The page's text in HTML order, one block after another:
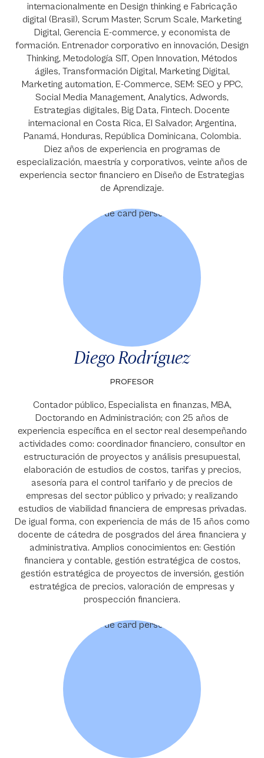
internacionalmente en Design thinking e Fabricação
digital (Brasil), Scrum Master, Scrum Scale, Marketing
Digital, Gerencia E-commerce, y economista de
formación. Entrenador corporativo en innovación, Design
Thinking, Metodología SIT, Open Innovation, Métodos
ágiles, Transformación Digital, Marketing Digital,
Marketing automation, E-Commerce, SEM: SEO y PPC,
Social Media Management, Analytics, Adwords,
Estrategias digitales, Big Data, Fintech. Docente
internacional en Costa Rica, El Salvador, Argentina,
Panamá, Honduras, República Dominicana, Colombia.
Diez años de experiencia en programas de
especialización, maestría y corporativos, veinte años de
experiencia sector financiero en Diseño de Estrategias
de Aprendizaje.
Diego Rodríguez
PROFESOR
Contador público, Especialista en finanzas, MBA,
Doctorando en Administración; con 25 años de
experiencia específica en el sector real desempeñando
actividades como: coordinador financiero, consultor en
estructuración de proyectos y análisis presupuestal,
elaboración de estudios de costos, tarifas y precios,
asesoría para el control tarifario y de precios de
empresas del sector público y privado; y realizando
estudios de viabilidad financiera de empresas privadas.
De igual forma, con experiencia de más de 15 años como
docente de cátedra de posgrados del área financiera y
administrativa. Amplios conocimientos en: Gestión
financiera y contable, gestión estratégica de costos,
gestión estratégica de proyectos de inversión, gestión
estratégica de precios, valoración de empresas y
prospección financiera.